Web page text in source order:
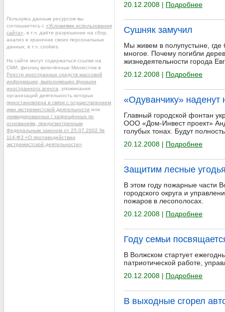
20.12.2008 | Подробнее
Сушняк замучил
Мы живем в полупустыне, где
многое. Почему погибли
жизнедеятельности города
20.12.2008 | Подробнее
«Одуванчику»
Главный городской фонтан
ООО «Дом-Инвест проект»
голубых тонах. Будут
20.12.2008 | Подробнее
Защитим лесные угодья
В этом году пожарные части
городского округа и
пожаров в лесополосах.
20.12.2008 | Подробнее
Году семьи
В Волжском стартует
патриотической работе,
20.12.2008 | Подробнее
В выходные сгорел
Пользуясь данным ресурсом вы
соглашаетесь с «Условиями использования
сайта» , в т.ч. даёте разрешение на сбор,
анализ и хранение своих персональных
данных, в т.ч. cookies.
На сайте могут содержаться ссылки на
СМИ, физлиц включённые Минюстом в
Реестр иностранных средств массовой
информации, выполняющих функции
иностранного агента , упоминания
организаций деятельность которых
приостановлена в связи с осуществлением
ими экстремистской деятельности или
ликвидированных / запрещённых по
основаниям, предусмотренным
Федеральным законом от 25.07.2002 №
114-ФЗ «О противодействии
экстремистской деятельности»